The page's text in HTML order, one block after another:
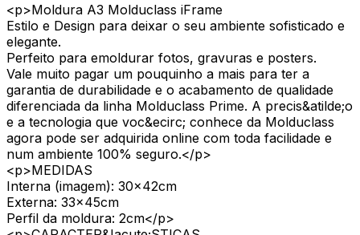
<p>Moldura A3 Molduclass iFrame
Estilo e Design para deixar o seu ambiente sofisticado e
elegante.
Perfeito para emoldurar fotos, gravuras e posters.
Vale muito pagar um pouquinho a mais para ter a
garantia de durabilidade e o acabamento de qualidade
diferenciada da linha Molduclass Prime. A precis&atilde;o
e a tecnologia que voc&ecirc; conhece da Molduclass
agora pode ser adquirida online com toda facilidade e
num ambiente 100% seguro.</p>
<p>MEDIDAS
Interna (imagem): 30x42cm
Externa: 33x45cm
Perfil da moldura: 2cm</p>